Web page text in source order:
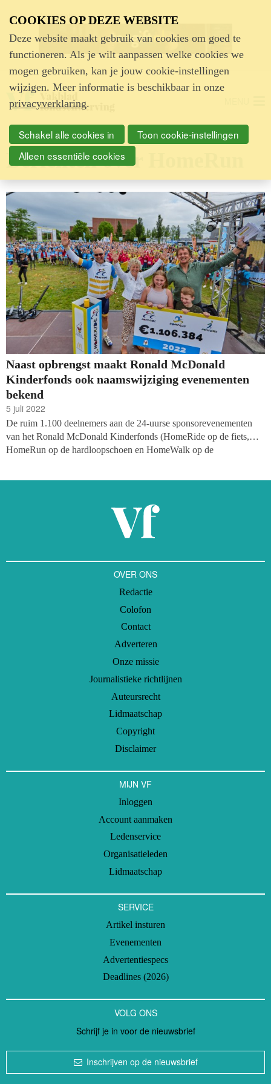
Advertentie
Berichten over HomeRun
Naast opbrengst maakt Ronald McDonald
Kinderfonds ook naamswijziging evenementen
bekend
5 juli 2022
De ruim 1.100 deelnemers aan de 24-uurse sponsorevenementen
van het Ronald McDonald Kinderfonds (HomeRide op de fiets,
HomeRun op de hardloopschoen en HomeWalk op de
Daarnaast werd bij de finish aangekondigd dat de evenementen per
OVER ONS
Redactie
Colofon
Contact
Adverteren
Onze missie
Journalistieke richtlijnen
Auteursrecht
Lidmaatschap
Copyright
Disclaimer
MIJN VF
Inloggen
Account aanmaken
Ledenservice
Organisatieleden
Lidmaatschap
SERVICE
Artikel insturen
Evenementen
Advertentiespecs
Deadlines (2026)
VOLG ONS
Schrijf je in voor de nieuwsbrief
Inschrijven op de nieuwsbrief
COOKIES OP DEZE WEBSITE
Deze website maakt gebruik van cookies om goed te
functioneren. Als je wilt aanpassen welke cookies we
mogen gebruiken, kan je jouw cookie-instellingen
wijzigen. Meer informatie is beschikbaar in onze
privacyverklaring.
Schakel alle cookies in
Toon cookie-instellingen
Alleen essentiële cookies